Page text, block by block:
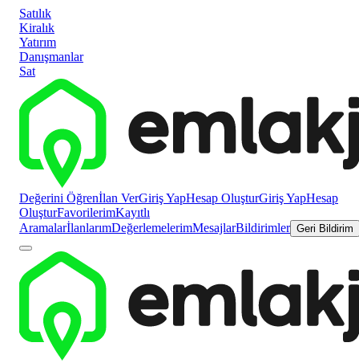
Satılık
Kiralık
Yatırım
Danışmanlar
Sat
Değerini Öğrenİlan VerGiriş YapHesap OluşturGiriş YapHesap
OluşturFavorilerimKayıtlı
AramalarİlanlarımDeğerlemelerimMesajlarBildirimler Geri Bildirim